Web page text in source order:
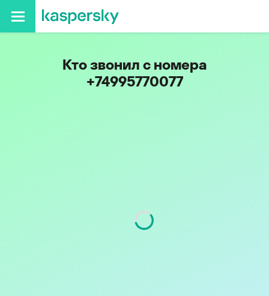
Кто звонил с номера
+74995770077